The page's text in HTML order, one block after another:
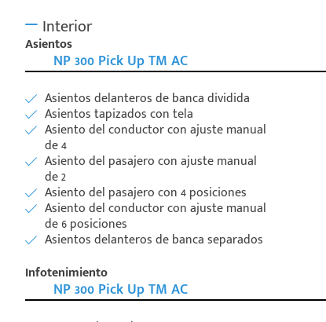
Interior
Asientos
NP 300 Pick Up TM AC
Asientos delanteros de banca dividida
Asientos tapizados con tela
Asiento del conductor con ajuste manual
de 4
Asiento del pasajero con ajuste manual
de 2
Asiento del pasajero con 4 posiciones
Asiento del conductor con ajuste manual
de 6 posiciones
Asientos delanteros de banca separados
Infotenimiento
NP 300 Pick Up TM AC